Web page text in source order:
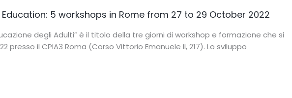
Education: 5 workshops in Rome from 27 to 29 October 2022
degli Adulti” è il titolo della tre giorni di workshop e formazione che si
presso il CPIA3 Roma (Corso Vittorio Emanuele II, 217). Lo sviluppo